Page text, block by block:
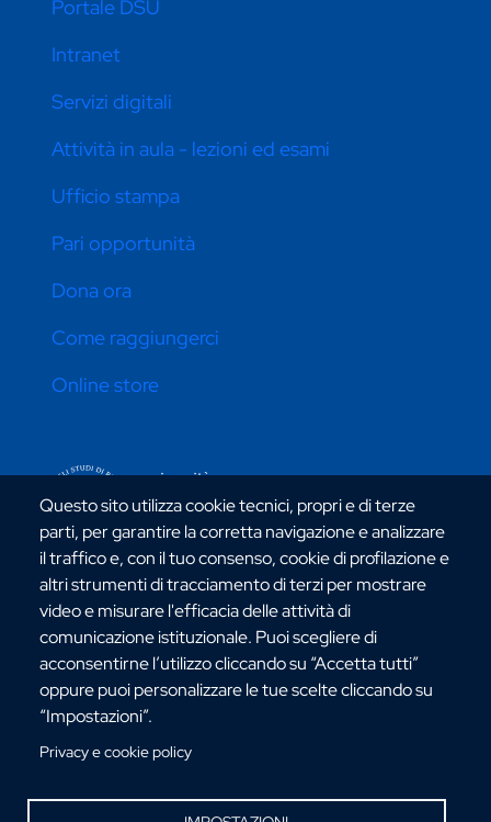
Questo sito utilizza cookie tecnici, propri e di terze
parti, per garantire la corretta navigazione e analizzare
il traffico e, con il tuo consenso, cookie di profilazione e
altri strumenti di tracciamento di terzi per mostrare
video e misurare l'efficacia delle attività di
comunicazione istituzionale. Puoi scegliere di
acconsentirne l’utilizzo cliccando su “Accetta tutti”
oppure puoi personalizzare le tue scelte cliccando su
“Impostazioni”.
Privacy e cookie policy
CONTATTI ATENEO
Via dell'Università, 25 - 89124 Reggio Calabria
C.F. 80006510806
urp@unirc.it
PEC:
amministrazione@pec.unirc.it
©Copyright 2025 - Università degli Studi
Portale DSU
Intranet
Servizi digitali
Attività in aula - lezioni ed esami
Ufficio stampa
Pari opportunità
Dona ora
Come raggiungerci
Online store